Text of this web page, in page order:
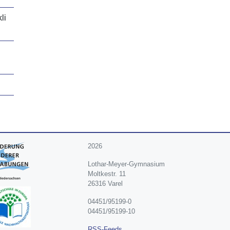
2026
Lothar-Meyer-Gymnasium
Moltkestr. 11
26316 Varel
04451/95199-0
04451/95199-10